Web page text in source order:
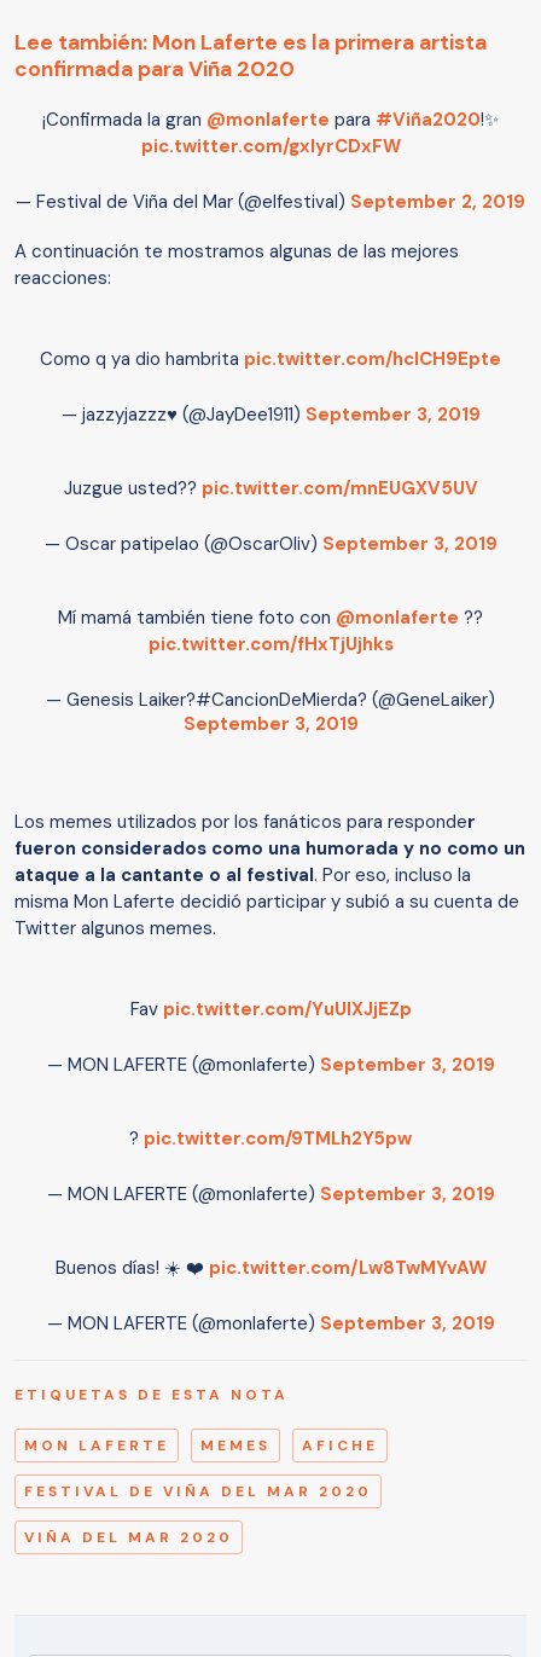
Lee también: Mon Laferte es la primera artista
confirmada para Viña 2020
¡Confirmada la gran @monlaferte para #Viña2020!✨
pic.twitter.com/gxlyrCDxFW
— Festival de Viña del Mar (@elfestival) September 2, 2019
A continuación te mostramos algunas de las mejores
reacciones:
Como q ya dio hambrita pic.twitter.com/hclCH9Epte
— jazzyjazzz♥ (@JayDee1911) September 3, 2019
Juzgue usted?? pic.twitter.com/mnEUGXV5UV
— Oscar patipelao (@OscarOliv) September 3, 2019
Mí mamá también tiene foto con @monlaferte ??
pic.twitter.com/fHxTjUjhks
— Genesis Laiker?#CancionDeMierda? (@GeneLaiker)
September 3, 2019
Los memes utilizados por los fanáticos para responder
fueron considerados como una humorada y no como un
ataque a la cantante o al festival. Por eso, incluso la
misma Mon Laferte decidió participar y subió a su cuenta de
Twitter algunos memes.
Fav pic.twitter.com/YuUIXJjEZp
— MON LAFERTE (@monlaferte) September 3, 2019
? pic.twitter.com/9TMLh2Y5pw
— MON LAFERTE (@monlaferte) September 3, 2019
Buenos días! ☀️ ❤️ pic.twitter.com/Lw8TwMYvAW
— MON LAFERTE (@monlaferte) September 3, 2019
ETIQUETAS DE ESTA NOTA
MON LAFERTE MEMES AFICHE
FESTIVAL DE VIÑA DEL MAR 2020
VIÑA DEL MAR 2020